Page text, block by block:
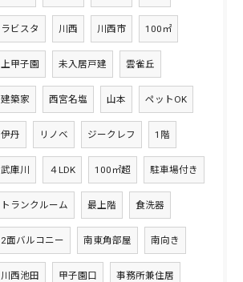
ラビスタ 川西 川西市 100㎡
上甲子園 未入居戸建 雲雀丘
建築家 西宮名塩 山本 ペットOK
伊丹 リノベ ジークレフ 1階
武庫川 ４LDK 100㎡超 駐車場付き
トランクルーム 最上階 食洗器
2面バルコニー 南東角部屋 南向き
川西池田 甲子園口 事務所兼住居